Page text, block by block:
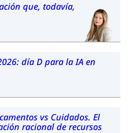
que, todavía,
día D para la IA en
vs Cuidados. El
racional de recursos